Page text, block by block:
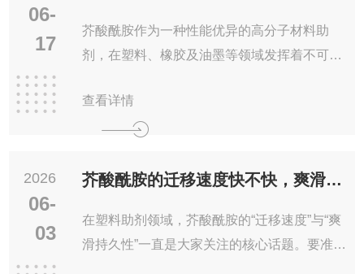
06-
17
芥酸酰胺作为一种性能优异的高分子材料助
剂，在塑料、橡胶及油墨等领域发挥着不可替
如何准确判断其质量好坏，直接关系到下游制
查看详情
2026
06-
03
芥酸酰胺的迁移速度快不快，爽滑效果持久吗？
在塑料助剂领域，芥酸酰胺的“迁移速度”与“爽
滑持久性”一直是大家关注的核心话题。要准确